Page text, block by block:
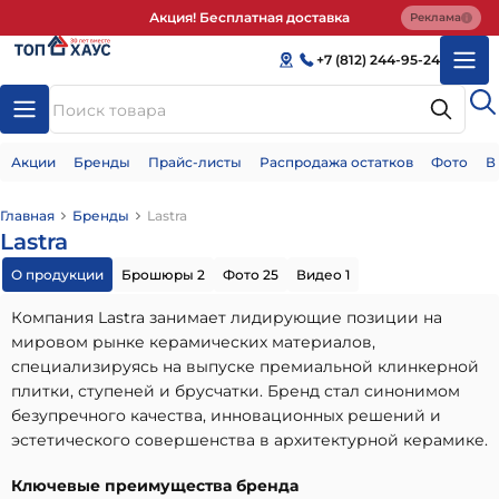
Акция! Бесплатная доставка Реклама
+7 (812) 244-95-24
Акции Бренды Прайс-листы Распродажа остатков Фото
Главная Бренды Lastra
Lastra
О продукции Брошюры 2 Фото 25 Видео 1
Компания Lastra занимает лидирующие позиции на
мировом рынке керамических материалов,
специализируясь на выпуске премиальной клинкерной
плитки, ступеней и брусчатки. Бренд стал синонимом
безупречного качества, инновационных решений и
эстетического совершенства в архитектурной керамике.
Ключевые преимущества бренда